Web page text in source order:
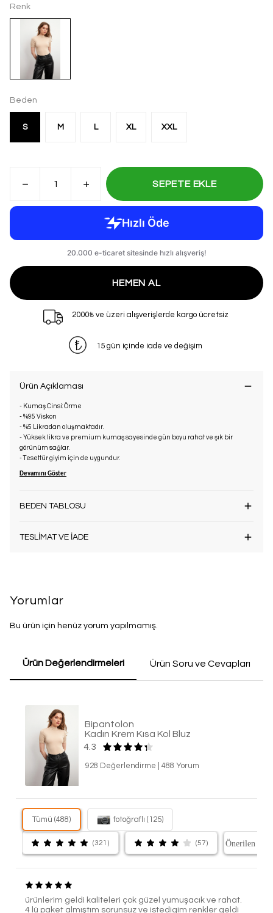
Renk
Beden
S M L XL XXL
SEPETE EKLE
HEMEN AL
2000₺ ve üzeri alışverişlerde kargo ücretsiz
15 gün içinde iade ve değişim
Ürün Açıklaması
- Kumaş Cinsi: Örme
- %95 Viskon
- %5 Likradan oluşmaktadır.
- Yüksek likra ve premium kumaş sayesinde gün boyu rahat ve şık bir
görünüm sağlar.
- Tesettür giyim için de uygundur.
Devamını Göster
BEDEN TABLOSU
TESLİMAT VE İADE
Yorumlar
Bu ürün için henüz yorum yapılmamış.
Ürün Değerlendirmeleri Ürün Soru ve Cevapları
Bipantolon
Kadın Krem Kısa Kol Bluz
4.3
928 Değerlendirme |488 Yorum
Tümü (488) fotoğraflı (125)
(321) (57)
ürünlerim geldi kaliteleri çok güzel yumuşacık ve rahat.
4 lü paket almıştım sorunsuz ve istedigim renkler geldi